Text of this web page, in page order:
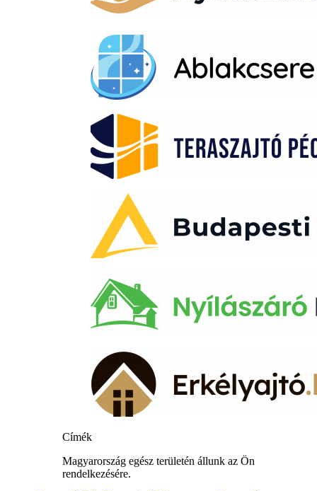
Címék
Magyarország egész területén állunk az Ön
rendelkezésére.